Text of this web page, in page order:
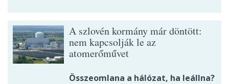
A szlovén kormány már döntött:
nem kapcsolják le az
atomerőművet
Összeomlana a hálózat, ha leállna?